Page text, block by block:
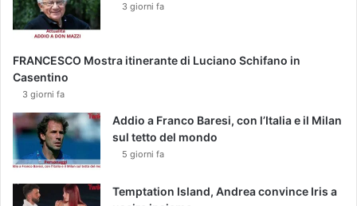
3 giorni fa
FRANCESCO Mostra itinerante di Luciano Schifano in
Casentino
3 giorni fa
Addio a Franco Baresi, con l’Italia e il Milan
sul tetto del mondo
5 giorni fa
Temptation Island, Andrea convince Iris a